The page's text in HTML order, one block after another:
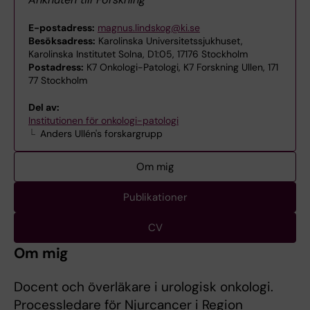
E-postadress: magnus.lindskog@ki.se
Besöksadress: Karolinska Universitetssjukhuset,
Karolinska Institutet Solna, D1:05, 17176 Stockholm
Postadress: K7 Onkologi-Patologi, K7 Forskning Ullen, 171
77 Stockholm
Del av:
Institutionen för onkologi-patologi
Anders Ullén's forskargrupp
Om mig
Publikationer
CV
Om mig
Docent och överläkare i urologisk onkologi.
Processledare för Njurcancer i Region